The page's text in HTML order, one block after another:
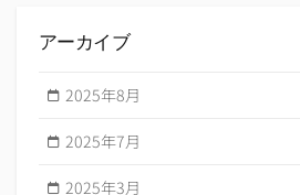
アーカイブ
2025年8月
2025年7月
2025年3月